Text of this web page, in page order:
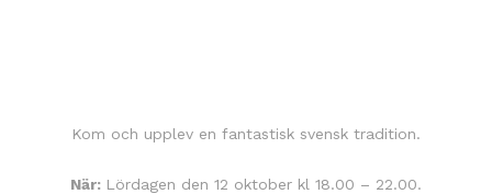
Kom och upplev en fantastisk svensk tradition.
När: Lördagen den 12 oktober kl 18.00 – 22.00.